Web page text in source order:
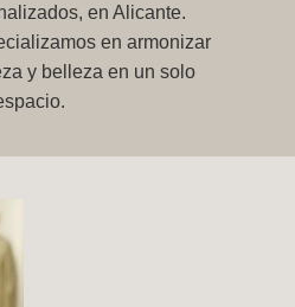
en Alicante.
en armonizar
y belleza en un solo